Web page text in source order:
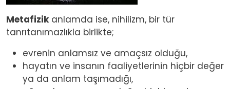
Metafizik anlamda ise, nihilizm, bir tür
tanrıtanımazlıkla birlikte;
evrenin anlamsız ve amaçsız olduğu,
hayatın ve insanın faaliyetlerinin hiçbir değer
ya da anlam taşımadığı,